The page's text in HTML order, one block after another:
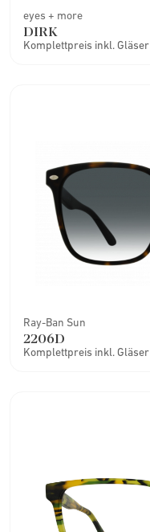
eyes + more
DIRK
Komplettpreis inkl. Gläser
Ray-Ban Sun
2206D
Komplettpreis inkl. Gläser